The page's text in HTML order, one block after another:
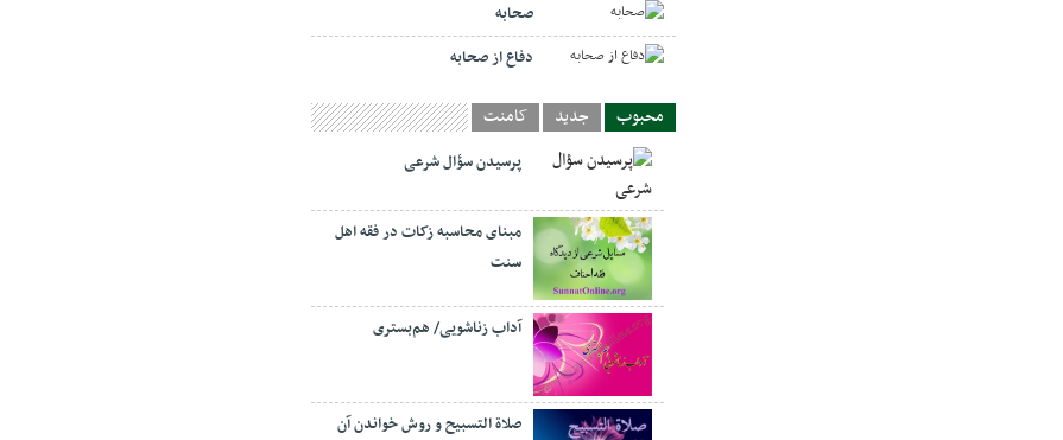
صحابه
دفاع از صحابه
محبوب جدید کامنت
پرسیدن سؤال شرعی
مبنای محاسبه زکات در فقه اهل
سنت
آداب زناشویی/ هم‌بستری
صلاة التسبيح و روش خواندن آن